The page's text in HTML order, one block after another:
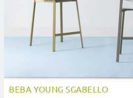
BEBA YOUNG SGABELLO